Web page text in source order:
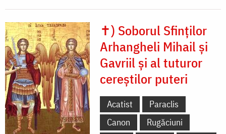
✝) Soborul Sfinților
Arhangheli Mihail și
Gavriil și al tuturor
cereștilor puteri
Acatist
Paraclis
Canon
Rugăciuni